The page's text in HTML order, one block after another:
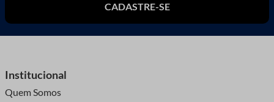
CADASTRE-SE
Institucional
Quem Somos